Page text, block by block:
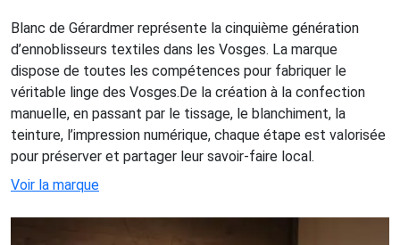
Blanc de Gérardmer représente la cinquième génération
d’ennoblisseurs textiles dans les Vosges. La marque
dispose de toutes les compétences pour fabriquer le
véritable linge des Vosges.De la création à la confection
manuelle, en passant par le tissage, le blanchiment, la
teinture, l’impression numérique, chaque étape est valorisée
pour préserver et partager leur savoir-faire local.
Voir la marque